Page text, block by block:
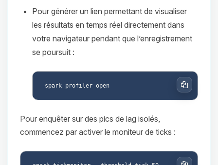
Pour générer un lien permettant de visualiser
les résultats en temps réel directement dans
votre navigateur pendant que l’enregistrement
se poursuit :
Copier
Pour enquêter sur des pics de lag isolés,
commencez par activer le moniteur de ticks :